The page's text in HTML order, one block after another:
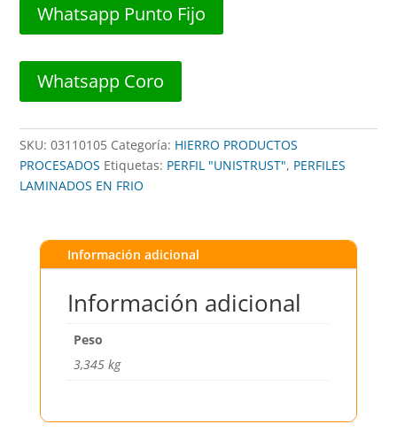
3/4"
1,5mm
2,44m
##
PGM-
1
##
Whatsapp Punto Fijo
Whatsapp Coro
SKU:03110105 Categoría: HIERRO PRODUCTOS
PROCESADOS Etiquetas: PERFIL "UNISTRUST", PERFILES
LAMINADOS EN FRIO
Información adicional
Información adicional
Peso
3,345 kg